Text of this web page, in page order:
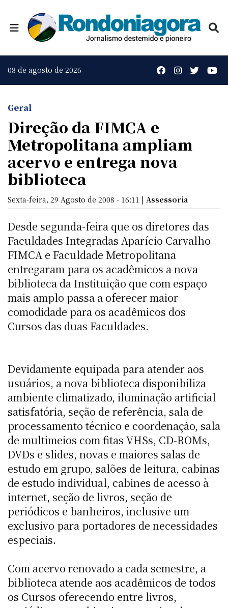
08 de agosto de 2026
Geral
Direção da FIMCA e
Metropolitana ampliam
acervo e entrega nova
biblioteca
Sexta-feira, 29 Agosto de 2008 - 16:11 | Assessoria
Desde segunda-feira que os diretores das
Faculdades Integradas Aparício Carvalho 
FIMCA e Faculdade Metropolitana
entregaram para os acadêmicos a nova
biblioteca da Instituição que com espaço
mais amplo passa a oferecer maior
comodidade para os acadêmicos dos
Cursos das duas Faculdades.
Devidamente equipada para atender aos
usuários, a nova biblioteca disponibiliza
ambiente climatizado, iluminação artificial
satisfatória, seção de referência, sala de
processamento técnico e coordenação, sala
de multimeios com fitas VHSs, CD-ROMs,
DVDs e slides, novas e maiores salas de
estudo em grupo, salões de leitura, cabinas
de estudo individual, cabines de acesso à
internet, seção de livros, seção de
periódicos e banheiros, inclusive um
exclusivo para portadores de necessidades
especiais.
Com acervo renovado a cada semestre, a
biblioteca atende aos acadêmicos de todos
os Cursos oferecendo entre livros,